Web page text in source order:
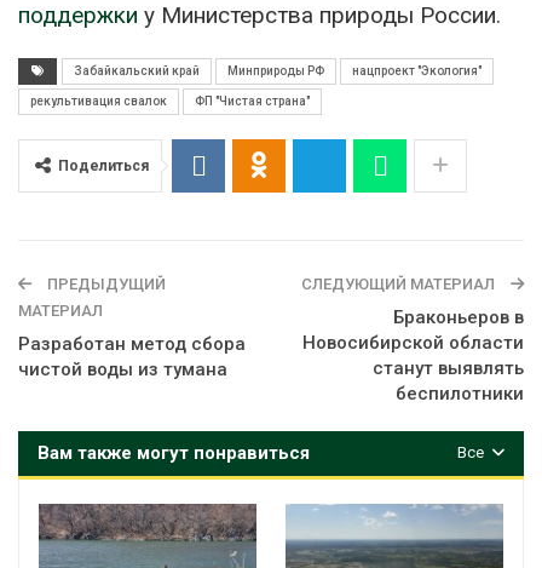
поддержки у Министерства природы России.
Забайкальский край Минприроды РФ нацпроект "Экология"
рекультивация свалок ФП "Чистая страна"
Поделиться
ПРЕДЫДУЩИЙ
МАТЕРИАЛ
Разработан метод сбора
чистой воды из тумана
СЛЕДУЮЩИЙ МАТЕРИАЛ
Браконьеров в
Новосибирской области
станут выявлять
беспилотники
Все
Вам также могут понравиться